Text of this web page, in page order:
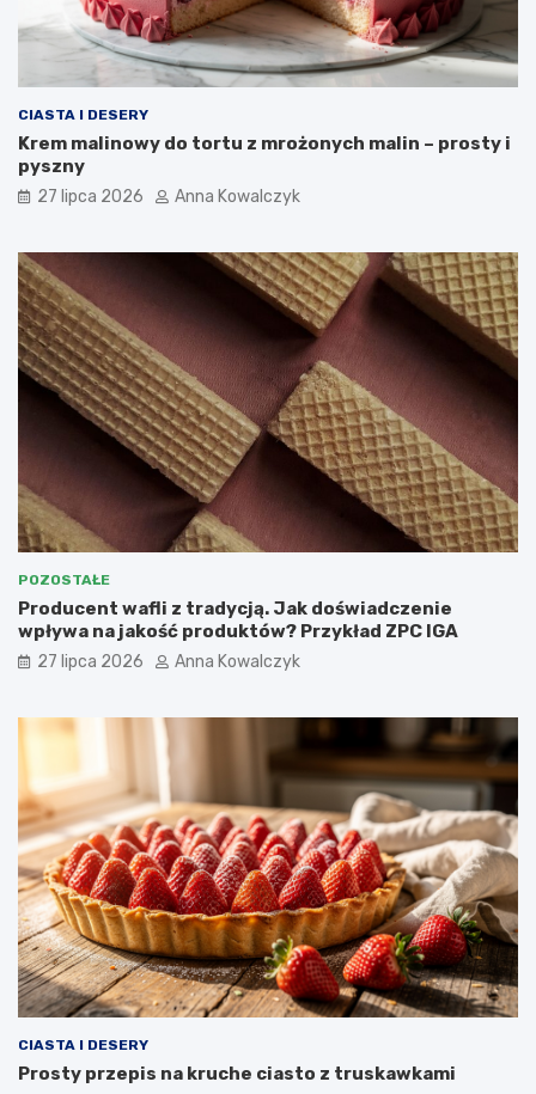
CIASTA I DESERY
Krem malinowy do tortu z mrożonych malin – prosty i
pyszny
27 lipca 2026 Anna Kowalczyk
POZOSTAŁE
Producent wafli z tradycją. Jak doświadczenie
wpływa na jakość produktów? Przykład ZPC IGA
27 lipca 2026 Anna Kowalczyk
CIASTA I DESERY
Prosty przepis na kruche ciasto z truskawkami